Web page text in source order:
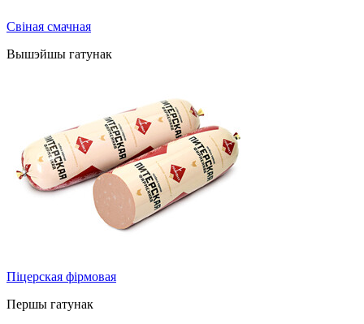
Свіная смачная
Вышэйшы гатунак
Піцерская фірмовая
Першы гатунак